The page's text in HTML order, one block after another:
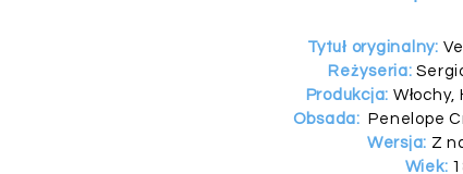
Tytuł oryginalny:
Reżyseria:
Produkcja:
Obsada:
Penelope
Wersja: Z
Wiek: